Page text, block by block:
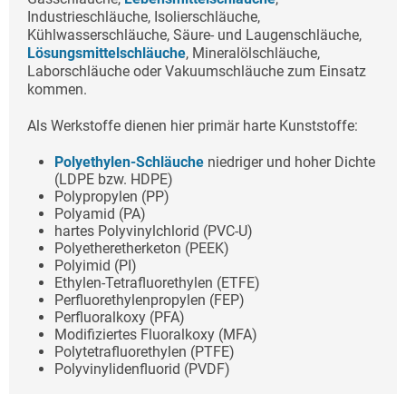
Industrieschläuche, Isolierschläuche,
Kühlwasserschläuche, Säure- und Laugenschläuche,
Lösungsmittelschläuche, Mineralölschläuche,
Laborschläuche oder Vakuumschläuche zum Einsatz
kommen.
Als Werkstoffe dienen hier primär harte Kunststoffe:
Polyethylen-Schläuche niedriger und hoher Dichte
(LDPE bzw. HDPE)
Polypropylen (PP)
Polyamid (PA)
hartes Polyvinylchlorid (PVC-U)
Polyetheretherketon (PEEK)
Polyimid (PI)
Ethylen-Tetrafluorethylen (ETFE)
Perfluorethylenpropylen (FEP)
Perfluoralkoxy (PFA)
Modifiziertes Fluoralkoxy (MFA)
Polytetrafluorethylen (PTFE)
Polyvinylidenfluorid (PVDF)